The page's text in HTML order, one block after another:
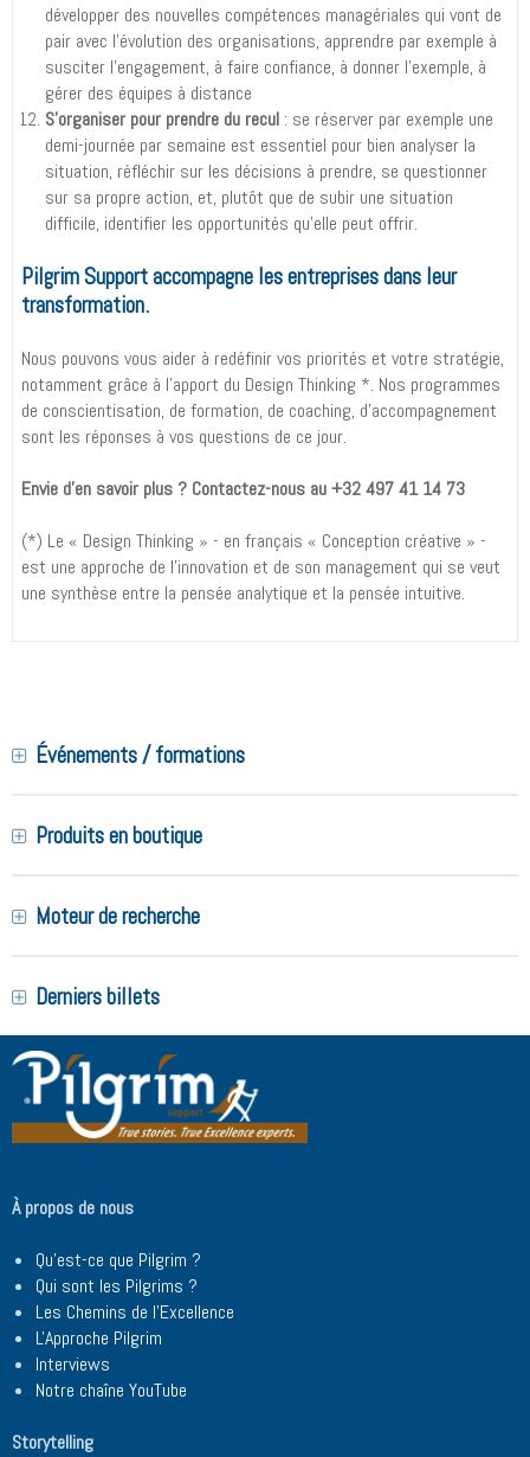
développer des nouvelles compétences managériales qui vont de
pair avec l’évolution des organisations, apprendre par exemple à
susciter l’engagement, à faire confiance, à donner l’exemple, à
gérer des équipes à distance
S’organiser pour prendre du recul : se réserver par exemple une
demi-journée par semaine est essentiel pour bien analyser la
situation, réfléchir sur les décisions à prendre, se questionner
sur sa propre action, et, plutôt que de subir une situation
difficile, identifier les opportunités qu’elle peut offrir.
Pilgrim Support accompagne les entreprises dans leur
transformation.
Nous pouvons vous aider à redéfinir vos priorités et votre stratégie,
notamment grâce à l’apport du Design Thinking *. Nos programmes
de conscientisation, de formation, de coaching, d’accompagnement
sont les réponses à vos questions de ce jour.
Envie d’en savoir plus ? Contactez-nous au +32 497 41 14 73
(*) Le « Design Thinking » - en français « Conception créative » -
est une approche de l'innovation et de son management qui se veut
une synthèse entre la pensée analytique et la pensée intuitive.
Événements / formations
Produits en boutique
Moteur de recherche
Derniers billets
À propos de nous
Qu'est-ce que Pilgrim ?
Qui sont les Pilgrims ?
Les Chemins de l'Excellence
L'Approche Pilgrim
Interviews
Notre chaîne YouTube
Storytelling